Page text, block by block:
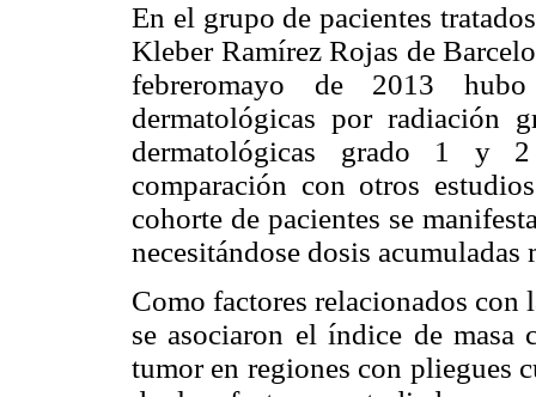
En el grupo de pacientes
Kleber Ramírez Rojas de
febreromayo de 2013
dermatológicas por radiación
dermatológicas grado 1 y
comparación con otros
cohorte de pacientes se
necesitándose dosis acumuladas
Como factores relacionados con
se asociaron el índice de
tumor en regiones con pliegues